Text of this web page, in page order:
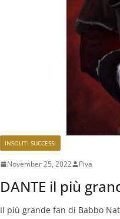
INSOLITI SUCCESSI
November 25, 2022 Piva
DANTE il più
Il più grande fan di Babbo